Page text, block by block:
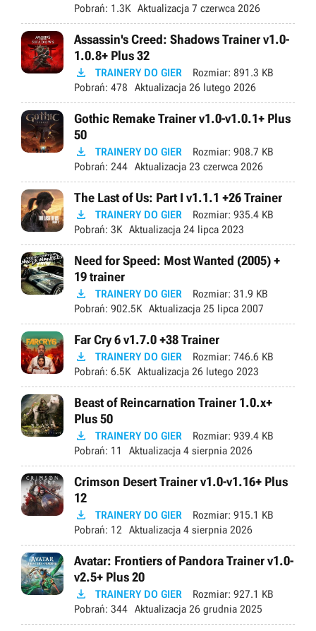
Pobrań: 1.3K Aktualizacja 7 czerwca 2026
Assassin's Creed: Shadows Trainer v1.0-
1.0.8+ Plus 32
 TRAINERY DO GIER Rozmiar: 891.3 KB
Pobrań: 478 Aktualizacja 26 lutego 2026
Gothic Remake Trainer v1.0-v1.0.1+ Plus
50
 TRAINERY DO GIER Rozmiar: 908.7 KB
Pobrań: 244 Aktualizacja 23 czerwca 2026
The Last of Us: Part I v1.1.1 +26 Trainer
 TRAINERY DO GIER Rozmiar: 935.4 KB
Pobrań: 3K Aktualizacja 24 lipca 2023
Need for Speed: Most Wanted (2005) +
19 trainer
 TRAINERY DO GIER Rozmiar: 31.9 KB
Pobrań: 902.5K Aktualizacja 25 lipca 2007
Far Cry 6 v1.7.0 +38 Trainer
 TRAINERY DO GIER Rozmiar: 746.6 KB
Pobrań: 6.5K Aktualizacja 26 lutego 2023
Beast of Reincarnation Trainer 1.0.x+
Plus 50
 TRAINERY DO GIER Rozmiar: 939.4 KB
Pobrań: 11 Aktualizacja 4 sierpnia 2026
Crimson Desert Trainer v1.0-v1.16+ Plus
12
 TRAINERY DO GIER Rozmiar: 915.1 KB
Pobrań: 12 Aktualizacja 4 sierpnia 2026
Avatar: Frontiers of Pandora Trainer v1.0-
v2.5+ Plus 20
 TRAINERY DO GIER Rozmiar: 927.1 KB
Pobrań: 344 Aktualizacja 26 grudnia 2025